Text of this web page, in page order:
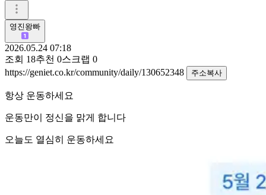
영진왕빠
2026.05.24 07:18
조회 18추천 0스크랩 0
https://geniet.co.kr/community/daily/130652348
주소복사
항상 운동하세요
운동만이 정신을 맑게 합니다
오늘도 열심히 운동하세요